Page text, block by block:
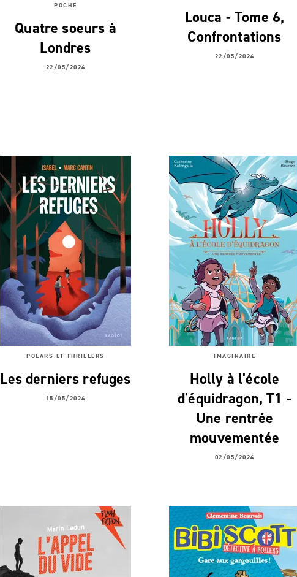
POCHE
Quatre soeurs à
Londres
22/05/2024
Louca - Tome 6,
Confrontations
22/05/2024
POLARS ET THRILLERS
Les derniers refuges
15/05/2024
IMAGINAIRE
Holly à l'école
d'équidragon, T1 -
Une rentrée
mouvementée
02/05/2024